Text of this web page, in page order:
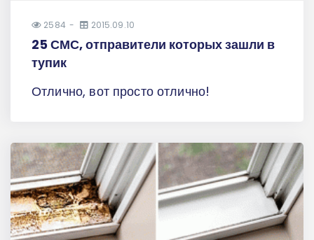
2584 2015.09.10
25 СМС, отправители которых зашли в
тупик
Отлично, вот просто отлично!